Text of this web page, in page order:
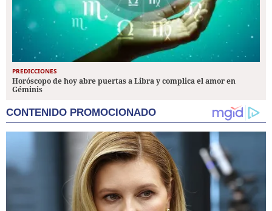
PREDICCIONES
Horóscopo de hoy abre puertas a Libra y complica el amor en
Géminis
CONTENIDO PROMOCIONADO